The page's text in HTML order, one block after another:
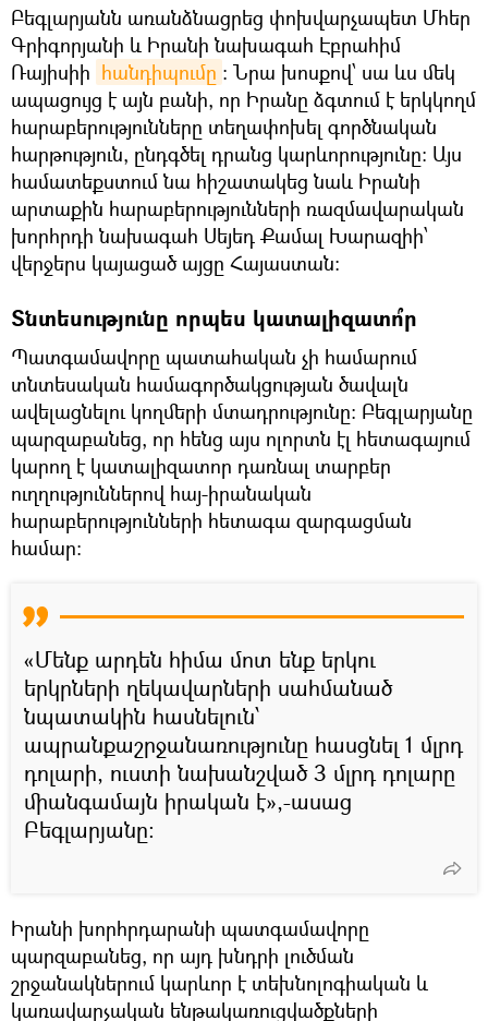
Բեգլարյանն առանձնացրեց փոխվարչապետ Մհեր
Գրիգորյանի և Իրանի նախագահ Էբրահիմ
Ռայիսիի հանդիպումը : Նրա խոսքով՝ սա ևս մեկ
ապացույց է այն բանի, որ Իրանը ձգտում է երկկողմ
հարաբերությունները տեղափոխել գործնական
հարթություն, ընդգծել դրանց կարևորությունը: Այս
համատեքստում նա հիշատակեց նաև Իրանի
արտաքին հարաբերությունների ռազմավարական
խորհրդի նախագահ Սեյեդ Քամալ Խարազիի՝
վերջերս կայացած այցը Հայաստան:
Տնտեսությունը որպես կատալիզատո՞ր
Պատգամավորը պատահական չի համարում
տնտեսական համագործակցության ծավալն
ավելացնելու կողմերի մտադրությունը։ Բեգլարյանը
պարզաբանեց, որ հենց այս ոլորտն էլ հետագայում
կարող է կատալիզատոր դառնալ տարբեր
ուղղություններով հայ-իրանական
հարաբերությունների հետագա զարգացման
համար:
«Մենք արդեն հիմա մոտ ենք երկու
երկրների ղեկավարների սահմանած
նպատակին հասնելուն՝
ապրանքաշրջանառությունը հասցնել 1 մլրդ
դոլարի, ուստի նախանշված 3 մլրդ դոլարը
միանգամայն իրական է»,-ասաց
Բեգլարյանը։
Իրանի խորհրդարանի պատգամավորը
պարզաբանեց, որ այդ խնդրի լուծման
շրջանակներում կարևոր է տեխնոլոգիական և
կառավարչական ենթակառուցվածքների